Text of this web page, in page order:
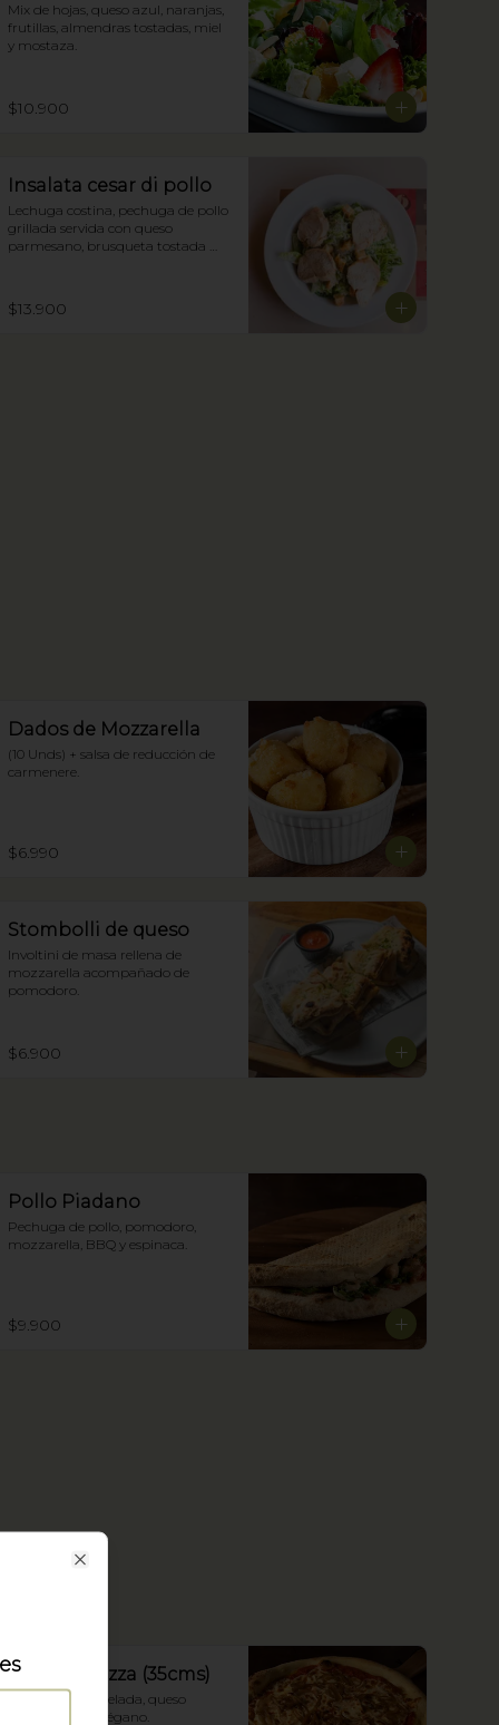
Mix de hojas, queso azul, naranjas,
frutillas, almendras tostadas, miel
y mostaza.
$10.900
Insalata cesar di pollo
Lechuga costina, pechuga de pollo
grillada servida con queso
parmesano, brusqueta tostada
$13.900
Dados de Mozzarella
(10 Unds) + salsa de reducción de
carmenere.
$6.990
Stombolli de queso
Involtini de masa rellena de
mozzarella acompañado de
pomodoro.
$6.900
Pollo Piadano
Pechuga de pollo, pomodoro,
mozzarella, BBQ y espinaca.
$9.900
Pizza Fugazza (35cms)
Cebolla acaramelada, queso
mozzarella y orégano.